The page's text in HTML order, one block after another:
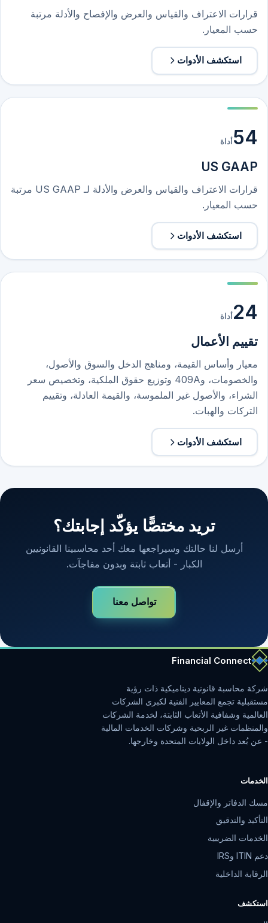
قرارات الاعتراف والقياس والعرض والإفصاح والأدلة مرتبة
حسب المعيار.
استكشف الأدوات
54أداة
US GAAP
قرارات الاعتراف والقياس والعرض والأدلة لـ US GAAP مرتبة
حسب المعيار.
استكشف الأدوات
24 أداة
تقييم الأعمال
معيار وأساس القيمة، ومناهج الدخل والسوق والأصول،
والخصومات، و409A وتوزيع حقوق الملكية، وتخصيص سعر
الشراء، والأصول غير الملموسة، والقيمة العادلة، وتقييم
التركات والهبات.
استكشف الأدوات
تريد مختصًّا يؤكّد إجابتك؟
أرسل لنا حالتك وسيراجعها معك أحد محاسبينا القانونيين
الكبار - أتعاب ثابتة وبدون مفاجآت.
تواصل معنا
Financial Connect
شركة محاسبة قانونية ديناميكية ذات رؤية
مستقبلية تجمع المعايير الفنية لكبرى الشركات
العالمية وشفافية الأتعاب الثابتة، لخدمة الشركات
والمنظمات غير الربحية وشركات الخدمات المالية
- عن بُعد داخل الولايات المتحدة وخارجها.
الخدمات
مسك الدفاتر والإقفال
التأكيد والتدقيق
الخدمات الضريبية
دعم ITIN وIRS
الرقابة الداخلية
استكشف